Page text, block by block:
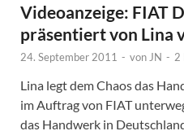
Videoanzeige: FIAT
präsentiert von Lina
24. September 2011 - von JN - 2
Lina legt dem Chaos das
im Auftrag von FIAT
das Handwerk in